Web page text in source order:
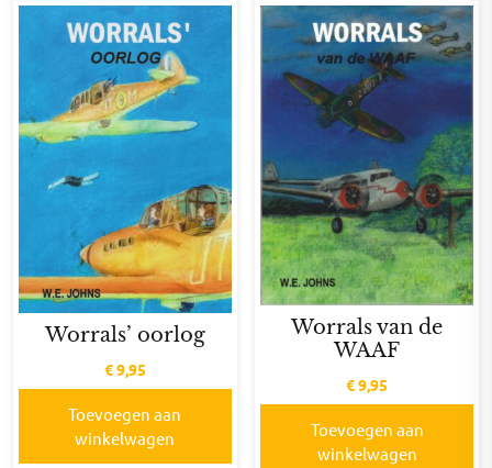
Worrals’ oorlog
€9,95
Toevoegen aan
winkelwagen
Worrals van de
WAAF
€9,95
Toevoegen aan
winkelwagen